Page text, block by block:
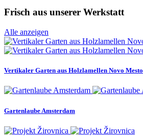
Frisch aus unserer Werkstatt
Alle anzeigen
Vertikaler Garten aus Holzlamellen Novo Mesto
Gartenlaube Amsterdam